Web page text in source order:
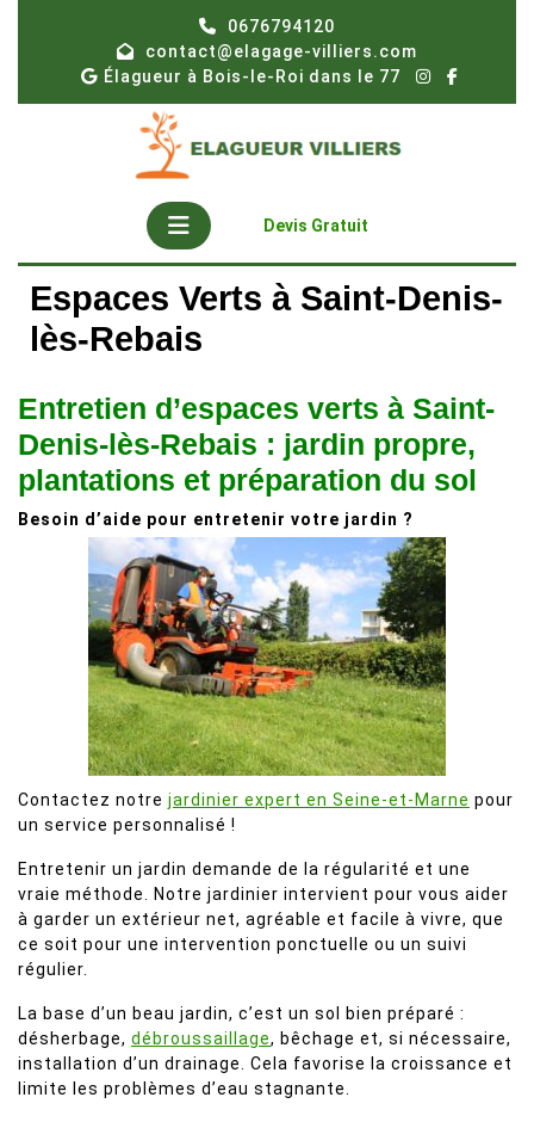
0676794120
contact@elagage-villiers.com
Élagueur à Bois-le-Roi dans le 77
Open
Button
Devis Gratuit
Espaces Verts à Saint-Denis-
lès-Rebais
Entretien d’espaces verts à Saint-
Denis-lès-Rebais : jardin propre,
plantations et préparation du sol
Besoin d’aide pour entretenir votre jardin ?
Contactez notre jardinier expert en Seine-et-Marne pour
un service personnalisé !
Entretenir un jardin demande de la régularité et une
vraie méthode. Notre jardinier intervient pour vous aider
à garder un extérieur net, agréable et facile à vivre, que
ce soit pour une intervention ponctuelle ou un suivi
régulier.
La base d’un beau jardin, c’est un sol bien préparé :
désherbage, débroussaillage, bêchage et, si nécessaire,
installation d’un drainage. Cela favorise la croissance et
limite les problèmes d’eau stagnante.